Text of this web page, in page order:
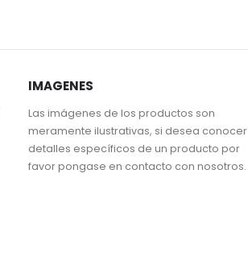
IMAGENES
Las imágenes de los productos son
meramente ilustrativas, si desea conocer
detalles específicos de un producto por
favor pongase en contacto con nosotros.